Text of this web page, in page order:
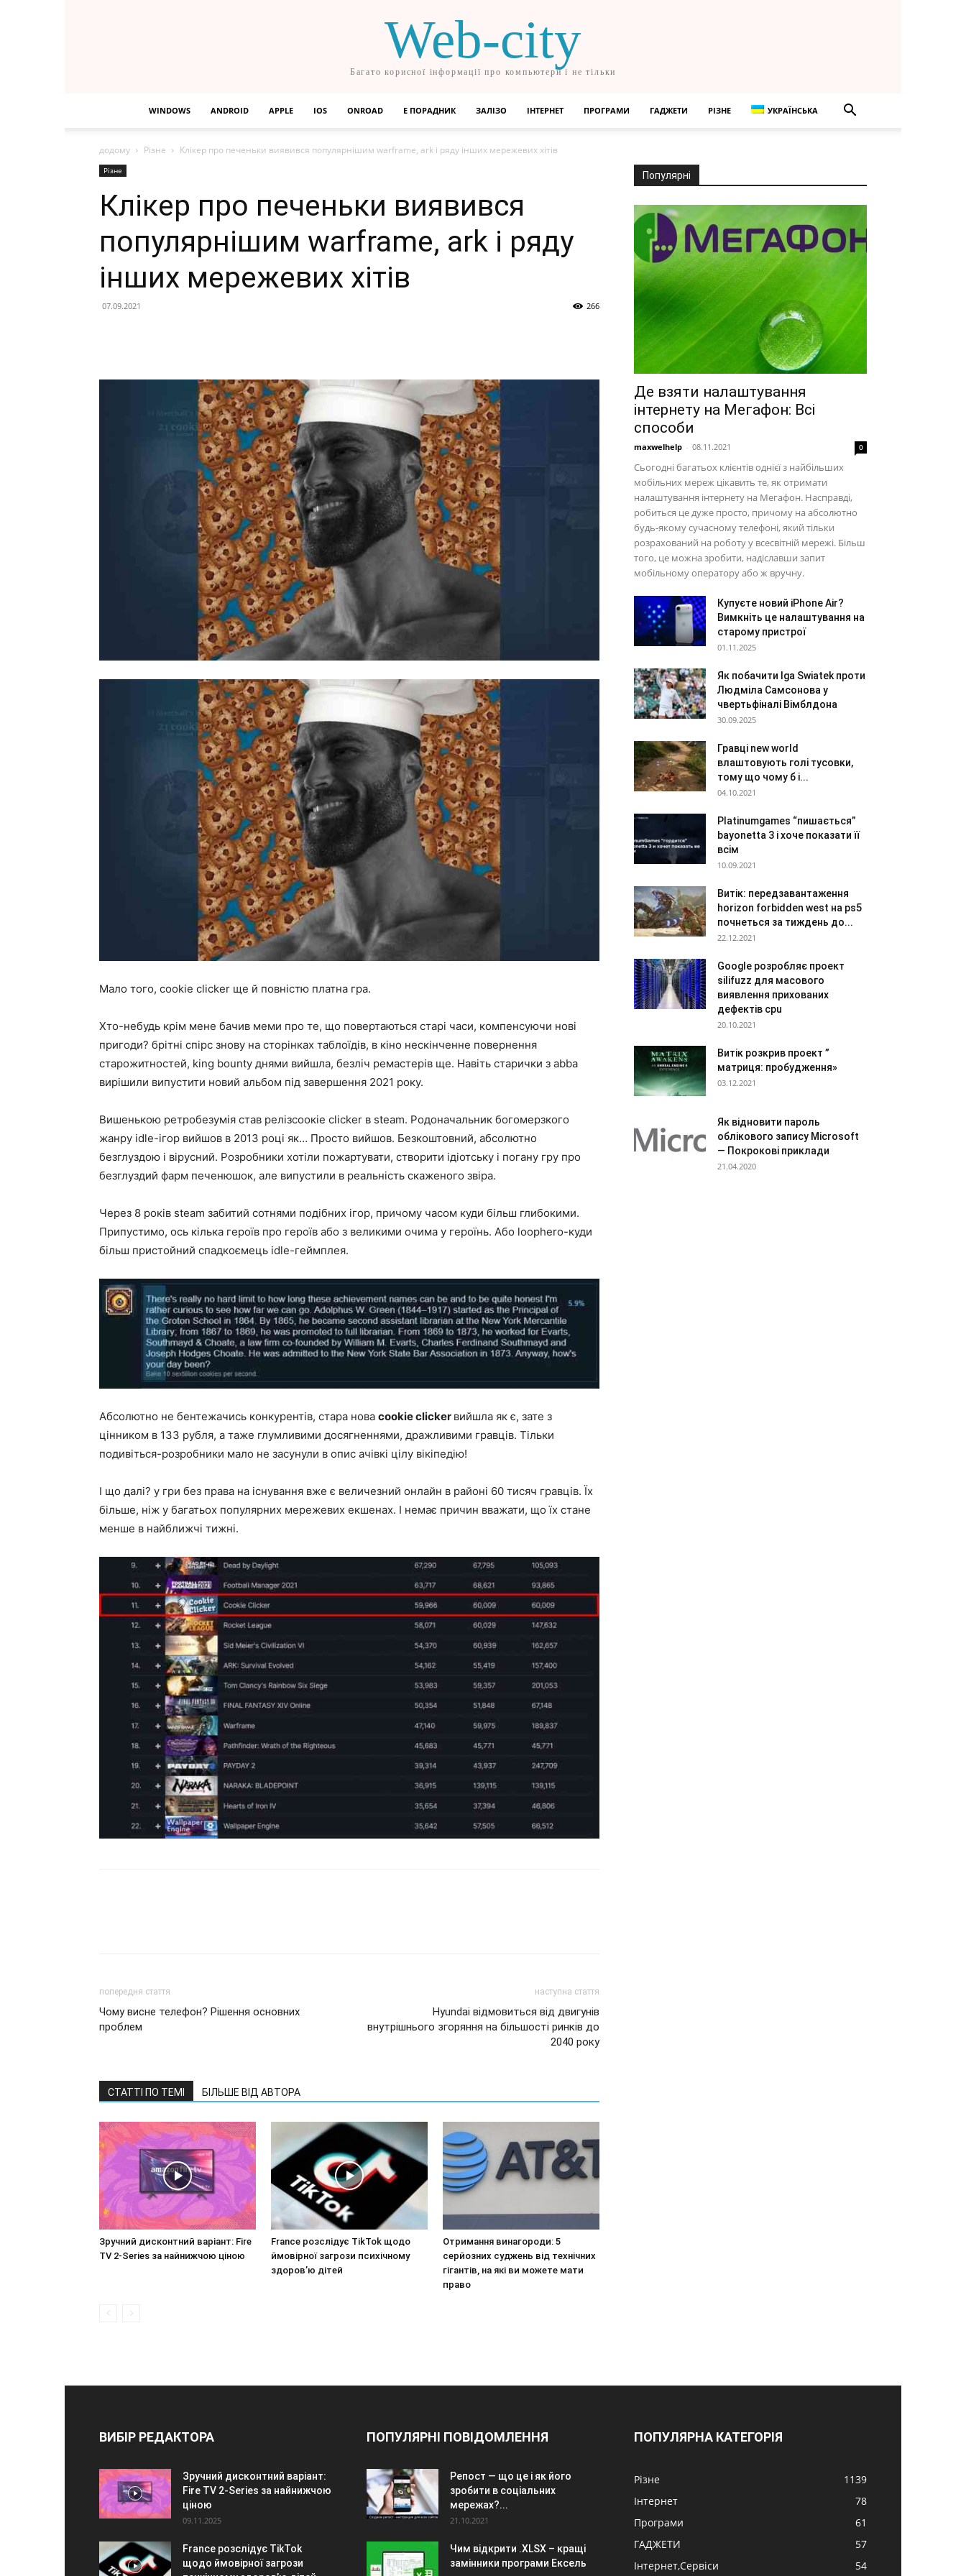
Web-city
Багато корисної інформації про компьютери і не тільки
WINDOWS ANDROID APPLE IOS ONROAD Е ПОРАДНИК ЗАЛІЗО ІНТЕРНЕТ ПРОГРАМИ ГАДЖЕТИ РІЗНЕ УКРАЇНСЬКА
додому Різне Клікер про печеньки виявився популярнішим warframe, ark і ряду інших мережевих хітів
Різне
Клікер про печеньки виявився
популярнішим warframe, ark і ряду
інших мережевих хітів
07.09.2021 266
Мало того, cookie clicker ще й повністю платна гра.
Хто-небудь крім мене бачив меми про те, що повертаються старі часи, компенсуючи нові
пригоди? брітні спірс знову на сторінках таблоїдів, в кіно нескінченне повернення
старожитностей, king bounty днями вийшла, безліч ремастерів ще. Навіть старички з abba
вирішили випустити новий альбом під завершення 2021 року.
Вишенькою ретробезумія став релізсоокіе clicker в steam. Родоначальник богомерзкого
жанру idle-ігор вийшов в 2013 році як… Просто вийшов. Безкоштовний, абсолютно
безглуздою і вірусний. Розробники хотіли пожартувати, створити ідіотську і погану гру про
безглуздий фарм печенюшок, але випустили в реальність скаженого звіра.
Через 8 років steam забитий сотнями подібних ігор, причому часом куди більш глибокими.
Припустимо, ось кілька героїв про героїв або з великими очима у героїнь. Або loophero-куди
більш пристойний спадкоємець idle-геймплея.
Абсолютно не бентежачись конкурентів, стара нова cookie clicker вийшла як є, зате з
цінником в 133 рубля, а таже глумливими досягненнями, дражливими гравців. Тільки
подивіться-розробники мало не засунули в опис ачівкі цілу вікіпедію!
І що далі? у гри без права на існування вже є величезний онлайн в районі 60 тисяч гравців. Їх
більше, ніж у багатьох популярних мережевих екшенах. І немає причин вважати, що їх стане
менше в найближчі тижні.
попередня стаття
Чому висне телефон? Рішення основних
проблем
наступна стаття
Hyundai відмовиться від двигунів
внутрішнього згоряння на більшості ринків до
2040 року
СТАТТІ ПО ТЕМІ БІЛЬШЕ ВІД АВТОРА
Зручний дисконтний варіант: Fire
TV 2-Series за найнижчою ціною
France розслідує TikTok щодо
ймовірної загрози психічному
здоров’ю дітей
Отримання винагороди: 5
серйозних суджень від технічних
гігантів, на які ви можете мати
право
Популярні
Де взяти налаштування
інтернету на Мегафон: Всі
способи
maxwelhelp - 08.11.2021 0
Сьогодні багатьох клієнтів однієї з найбільших
мобільних мереж цікавить те, як отримати
налаштування інтернету на Мегафон. Насправді,
робиться це дуже просто, причому на абсолютно
будь-якому сучасному телефоні, який тільки
розрахований на роботу у всесвітній мережі. Більш
того, це можна зробити, надіславши запит
мобільному оператору або ж вручну.
Купуєте новий iPhone Air?
Вимкніть це налаштування на
старому пристрої
01.11.2025
Як побачити Iga Swiatek проти
Людміла Самсонова у
чвертьфіналі Вімблдона
30.09.2025
Гравці new world
влаштовують голі тусовки,
тому що чому б і...
04.10.2021
Platinumgames “пишається”
bayonetta 3 і хоче показати її
всім
10.09.2021
Витік: передзавантаження
horizon forbidden west на ps5
почнеться за тиждень до...
22.12.2021
Google розробляє проект
silifuzz для масового
виявлення прихованих
дефектів cpu
20.10.2021
Витік розкрив проект ”
матриця: пробудження»
03.12.2021
Як відновити пароль
облікового запису Microsoft
— Покрокові приклади
21.04.2020
ВИБІР РЕДАКТОРА
Зручний дисконтний варіант:
Fire TV 2-Series за найнижчою
ціною
09.11.2025
France розслідує TikTok
щодо ймовірної загрози
ПОПУЛЯРНІ ПОВІДОМЛЕННЯ
Репост — що це і як його
зробити в соціальних
мережах?...
21.10.2021
Чим відкрити .XLSX – кращі
замінники програми Ексель
ПОПУЛЯРНА КАТЕГОРІЯ
Різне
1139
Інтернет
78
Програми
61
ГАДЖЕТИ
57
Інтернет,Сервіси
54